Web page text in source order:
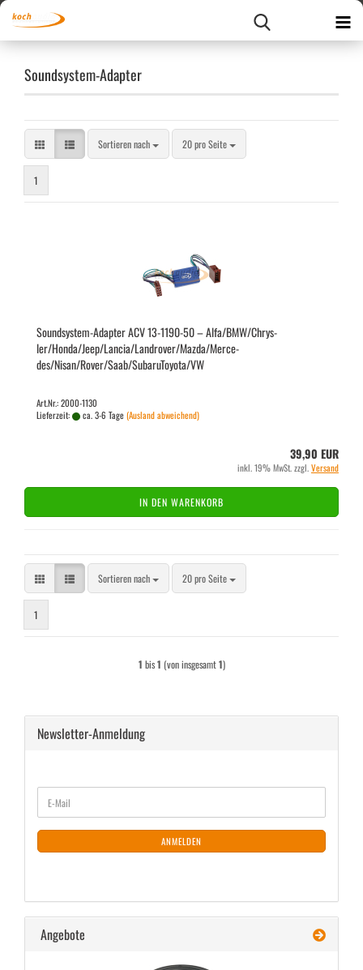
Soundsystem-Adapter
Sortieren nach
Sortieren nach 20 pro Seite
pro Seite
1
Soundsystem-​​Ad­ap­ter ACV 13-​1190-​50 – Alfa/BMW/Chrys­
ler/Honda/Jeep/Lan­cia/Land­ro­ver/Mazda/Mer­ce­
des/Nisan/Rover/Saab/Sub­a­ruTo­yo­ta/VW
Art.Nr.: 2000-1130
Lieferzeit:
ca. 3-6 Tage(Ausland abweichend)
39,90 EUR
inkl. 19% MwSt. zzgl.Versand
IN DEN WARENKORB
Sortieren nach
Sortieren nach 20 pro Seite
pro Seite
1
1 bis1 (von insgesamt1)
Newsletter-Anmeldung
ZUR
NEWSLETTER-
ANMELDUNG
E-
Mail
ANMELDEN
Angebote